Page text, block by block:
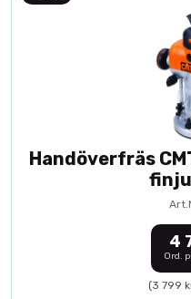
Handöverfräs
4
Ord.
(3 799